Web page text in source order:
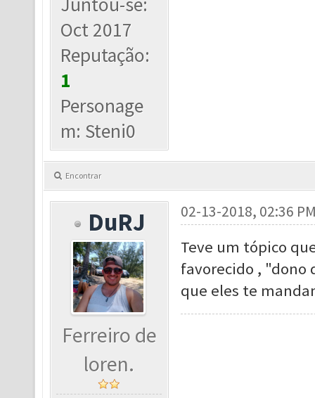
Oct 2017
Reputação:
1
Personage
m: Steni0
Encontrar
DuRJ
Ferreiro de
loren.
02-13-2018, 02:36
Teve um tópico
favorecido , "dono
que eles te